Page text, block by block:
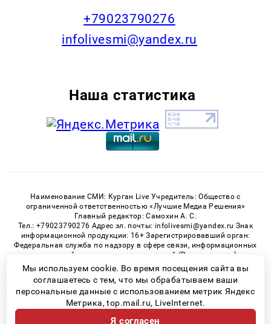
+79023790276
infolivesmi@yandex.ru
Наша статистика
Наименование СМИ: Курган Live Учредитель: Общество с
ограниченной ответственностью «Лучшие Медиа Решения»
Главный редактор: Самохин А. С.
Тел.: +79023790276 Адрес эл. почты: infolivesmi@yandex.ru Знак
информационной продукции: 16+ Зарегистрировавший орган:
Федеральная служба по надзору в сфере связи, информационных
технологий и массовых коммуникаций (Роскомнадзор)
Регистрационный номер СМИ ЭЛ № ФС 77 - 82535 от 21.01.2022
© 2026 «Kurgan-Live» | Все права защищены
Возрастная категория сайта 16+
Мы используем cookie. Во время посещения сайта вы
соглашаетесь с тем, что мы обрабатываем ваши
персональные данные с использованием метрик Яндекс
Метрика, top.mail.ru, LiveInternet.
Я согласен